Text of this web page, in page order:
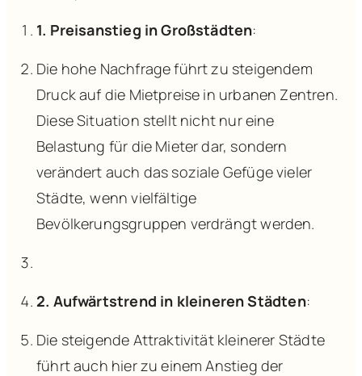
1. Preisanstieg in Großstädten:
Die hohe Nachfrage führt zu steigendem
Druck auf die Mietpreise in urbanen Zentren.
Diese Situation stellt nicht nur eine
Belastung für die Mieter dar, sondern
verändert auch das soziale Gefüge vieler
Städte, wenn vielfältige
Bevölkerungsgruppen verdrängt werden.
2. Aufwärtstrend in kleineren Städten:
Die steigende Attraktivität kleinerer Städte
führt auch hier zu einem Anstieg der